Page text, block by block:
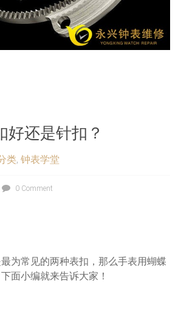
好还是针扣？
类,钟表学堂
0 Comment
为常见的两种表扣，那么手表用蝴蝶
面小编就来告诉大家！